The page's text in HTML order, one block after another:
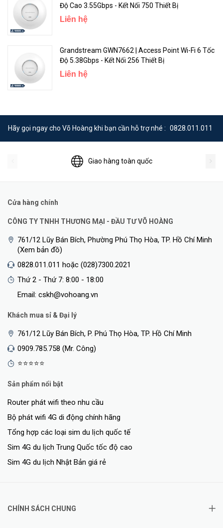
Wi-Fi Standards Wi-Fi 6 (802.11ax)
8
Interface
Advanced Technology
IPv6
Max. Wi-Fi Speed
Recommended Users
Antenna Gain 2.4 GHz: 5 dBi 5 GHz: 6 dBi
Power Supply
<Hotline: 0828.011.011 - (028)7300.2021 - VoHoang.vn>
Bảo hành
Bảo hành: 36 tháng
Độ Cao 3.55Gbps - Kết Nối 750 Thiết Bị
Liên hệ
Grandstream GWN7662 | Access Point Wi-Fi 6 Tốc
Độ 5.38Gbps - Kết Nối 256 Thiết Bị
Liên hệ
Hãy gọi ngay cho Võ Hoàng khi bạn cần hỗ trợ nhé : 0828.011.011
Giao hàng toàn quốc
Cửa hàng chính
CÔNG TY TNHH THƯƠNG MẠI - ĐẦU TƯ VÕ HOÀNG
761/12 Lũy Bán Bích, Phường Phú Thọ Hòa, TP. Hồ Chí Minh
(Xem bản đồ)
0828.011.011 hoặc (028)7300.2021
Thứ 2 - Thứ 7: 8:00 - 18:00
Email: cskh@vohoang.vn
Khách mua sỉ & Đại lý
761/12 Lũy Bán Bích, P. Phú Thọ Hòa, TP. Hồ Chí Minh
0909.785.758 (Mr. Công)
⭐⭐⭐⭐⭐
Sản phẩm nổi bật
Router phát wifi theo nhu cầu
Bộ phát wifi 4G di động chính hãng
Tổng hợp các loại sim du lịch quốc tế
Sim 4G du lịch Trung Quốc tốc độ cao
Sim 4G du lịch Nhật Bản giá rẻ
CHÍNH SÁCH CHUNG